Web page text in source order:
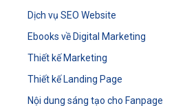
Dịch vụ SEO Website
Ebooks về Digital Marketing
Thiết kế Marketing
Thiết kế Landing Page
Nội dung sáng tạo cho Fanpage